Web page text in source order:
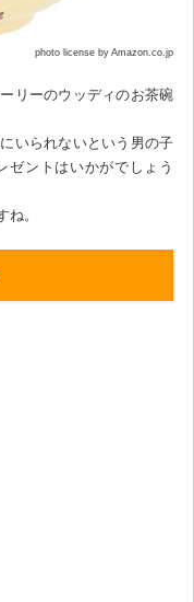
photo license by Amazon.co.jp
リーのウッディのお茶碗
いられないという男の子
ゼントはいかがでしょう
。